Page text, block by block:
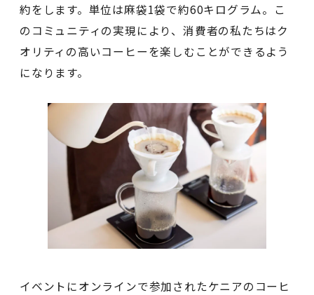
約をします。単位は麻袋1袋で約60キログラム。こ
のコミュニティの実現により、消費者の私たちはク
オリティの高いコーヒーを楽しむことができるよう
になります。
イベントにオンラインで参加されたケニアのコーヒ